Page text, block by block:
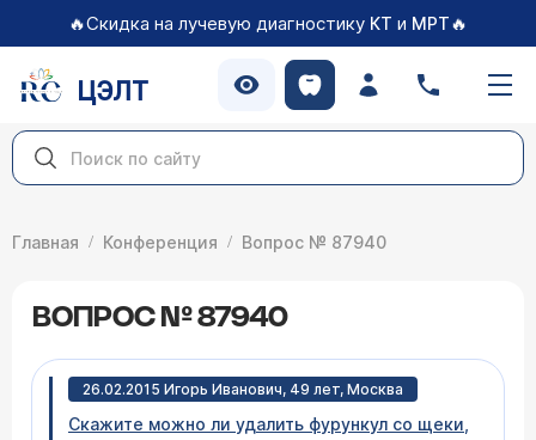
🔥Скидка на лучевую диагностику КТ и МРТ🔥
ЦЭЛТ
Главная Конференция Вопрос № 87940
ВОПРОС № 87940
26.02.2015 Игорь Иванович, 49 лет, Москва
Скажите можно ли удалить фурункул со щеки,